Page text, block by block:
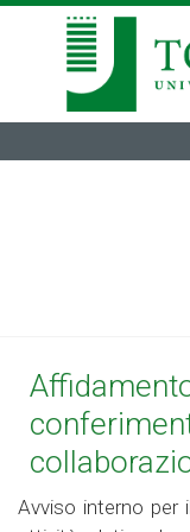
Avviso interno per